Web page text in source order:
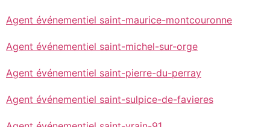
Agent événementiel saint-maurice-montcouronne
Agent événementiel saint-michel-sur-orge
Agent événementiel saint-pierre-du-perray
Agent événementiel saint-sulpice-de-favieres